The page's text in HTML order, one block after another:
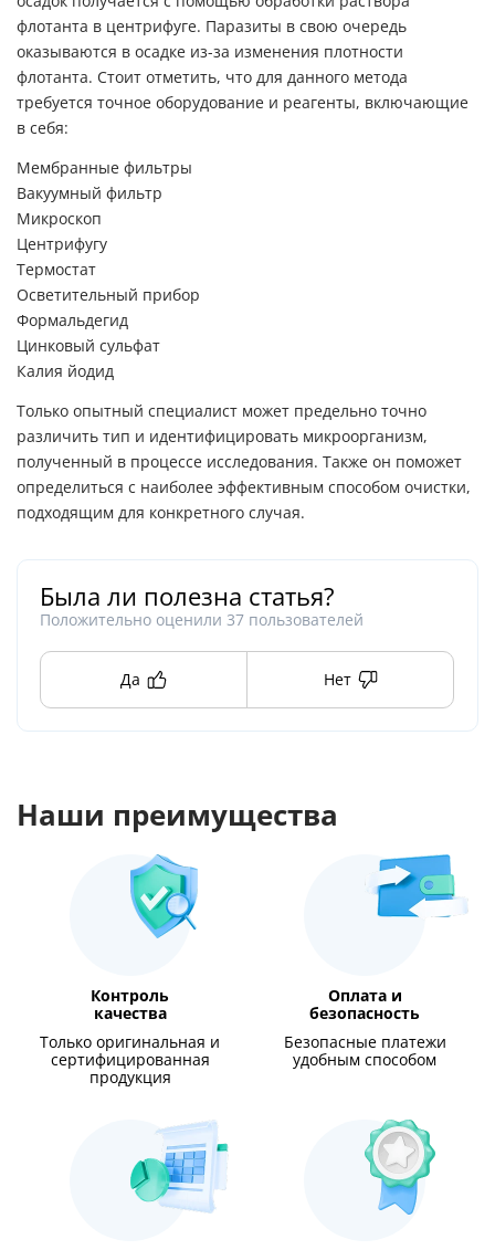
флотанта в центрифуге. Паразиты в свою очередь
оказываются в осадке из-за изменения плотности
флотанта. Стоит отметить, что для данного метода
требуется точное оборудование и реагенты, включающие
в себя:
Мембранные фильтры
Вакуумный фильтр
Микроскоп
Центрифугу
Термостат
Осветительный прибор
Формальдегид
Цинковый сульфат
Калия йодид
Только опытный специалист может предельно точно
различить тип и идентифицировать микроорганизм,
полученный в процессе исследования. Также он поможет
определиться с наиболее эффективным способом очистки,
подходящим для конкретного случая.
Была ли полезна статья?
Положительно оценили 37 пользователей
Да Нет
Наши преимущества
Контроль
качества
Только оригинальная и
сертифицированная
продукция
Оплата и
безопасность
Безопасные платежи
удобным способом